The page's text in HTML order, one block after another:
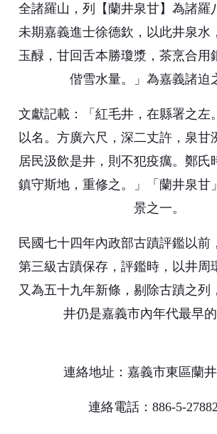
全諸羅山，列【蘭井泉甘】為諸羅
未期嘉義進士徐德欽，以此井泉水
玉醁，甘回舌本勝瓊漿，茶烹合用
偕雪水量。」為嘉義諸迫
文獻記載：「紅毛井，在縣署之左
以名。方廣六尺，深二丈許，泉甘
居民汲飲是井，則不犯疫癘。鄭氏
鎮守斯地，重修之。」「蘭井泉甘
景之一。
民國七十四年內政部古蹟評鑑以前
第三級古蹟保存，評鑑時，以井周
又為五十九年新條，剔除古蹟之列
井仍是嘉義市內年代最早的
連絡地址：嘉義市東區蘭
連絡電話：886-5-